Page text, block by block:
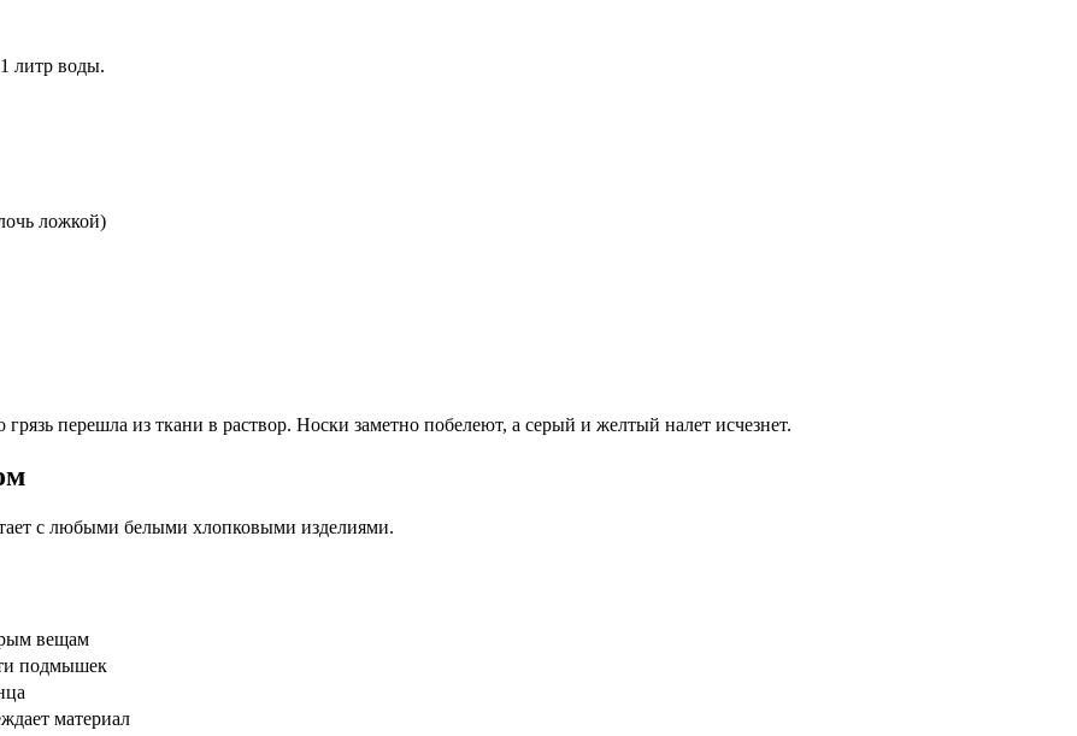
литр воды.
ложкой)
перешла из ткани в раствор. Носки заметно побелеют, а серый и желтый налет исчезнет.
с любыми белыми хлопковыми изделиями.
вещам
подмышек
материал